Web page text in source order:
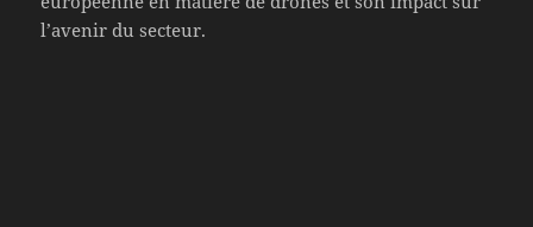
l’avenir du secteur.